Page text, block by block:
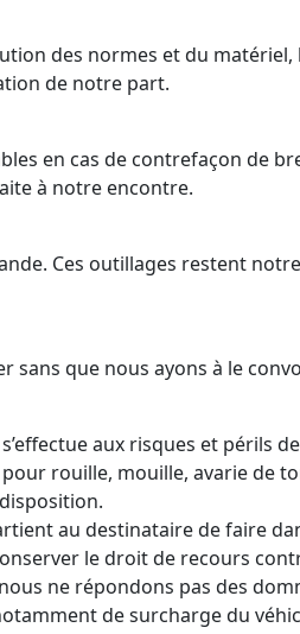
des normes et du
de notre part.
en cas de contrefaçon de
à notre encontre.
Ces outillages restent
sans que nous ayons à le
aux risques et périls
rouille, mouille, avarie de
au destinataire de faire
le droit de recours
ne répondons pas des
de surcharge du